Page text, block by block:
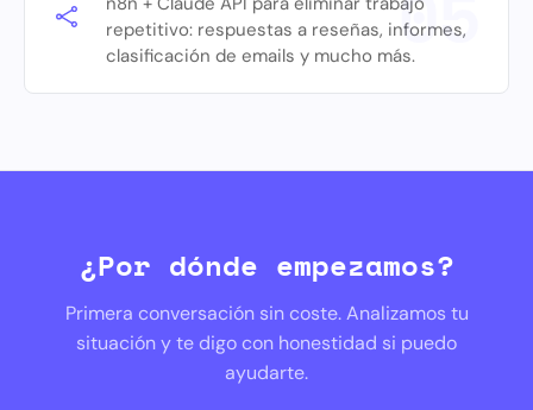
repetitivo: respuestas a reseñas, informes,
clasificación de emails y mucho más.
¿Por dónde empezamos?
Primera conversación sin coste. Analizamos tu
situación y te digo con honestidad si puedo
ayudarte.